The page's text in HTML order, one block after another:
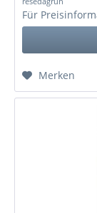
Für
Merken